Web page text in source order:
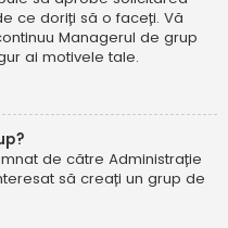
ce doriți să o faceți. Vă
Managerul de grup
ai motivele tale.
de către Administrație
să creați un grup de